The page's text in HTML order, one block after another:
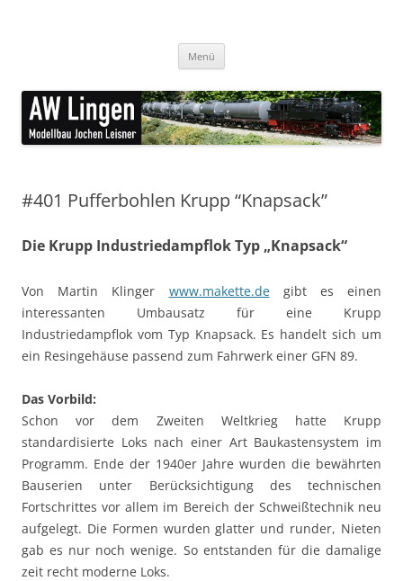
Menü
#401 Pufferbohlen Krupp “Knapsack”
Die Krupp Industriedampflok Typ „Knapsack“
Von Martin Klinger www.makette.degibt es einen
interessanten Umbausatz für eine Krupp
Industriedampflok vom Typ Knapsack. Es handelt sich um
ein Resingehäuse passend zum Fahrwerk einer GFN 89.
Das Vorbild:
Schon vor dem Zweiten Weltkrieg hatte Krupp
standardisierte Loks nach einer Art Baukastensystem im
Programm. Ende der 1940er Jahre wurden die bewährten
Bauserien unter Berücksichtigung des technischen
Fortschrittes vor allem im Bereich der Schweißtechnik neu
aufgelegt. Die Formen wurden glatter und runder, Nieten
gab es nur noch wenige. So entstanden für die damalige
zeit recht moderne Loks.